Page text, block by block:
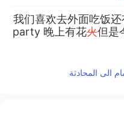
我们喜欢去外面吃饭
party 晚上有花火但是
public party。晚上有